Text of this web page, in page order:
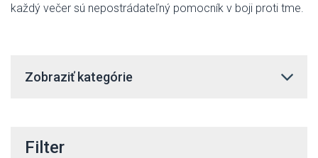
každý večer sú nepostrádateľný pomocník v boji proti tme.
Zobraziť kategórie
Filter